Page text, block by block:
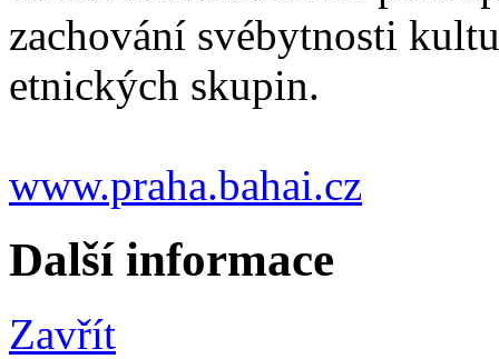
zachování svébytnosti
etnických skupin.
www.praha.bahai.cz
Další informace
Zavřít